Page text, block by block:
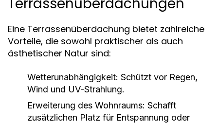
Eine Terrassenüberdachung bietet zahlreiche
Vorteile, die sowohl praktischer als auch
ästhetischer Natur sind:
Wetterunabhängigkeit: Schützt vor Regen,
Wind und UV-Strahlung.
Erweiterung des Wohnraums: Schafft
zusätzlichen Platz für Entspannung oder